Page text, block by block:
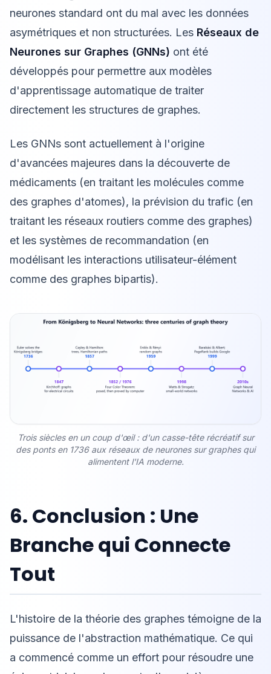
neurones standard ont du mal avec les données
asymétriques et non structurées. Les Réseaux de
Neurones sur Graphes (GNNs) ont été
développés pour permettre aux modèles
d'apprentissage automatique de traiter
directement les structures de graphes.
Les GNNs sont actuellement à l'origine
d'avancées majeures dans la découverte de
médicaments (en traitant les molécules comme
des graphes d'atomes), la prévision du trafic (en
traitant les réseaux routiers comme des graphes)
et les systèmes de recommandation (en
modélisant les interactions utilisateur-élément
comme des graphes bipartis).
Trois siècles en un coup d'œil : d'un casse-tête récréatif sur
des ponts en 1736 aux réseaux de neurones sur graphes qui
alimentent l'IA moderne.
6. Conclusion : Une
Branche qui Connecte
Tout
L'histoire de la théorie des graphes témoigne de la
puissance de l'abstraction mathématique. Ce qui
a commencé comme un effort pour résoudre une